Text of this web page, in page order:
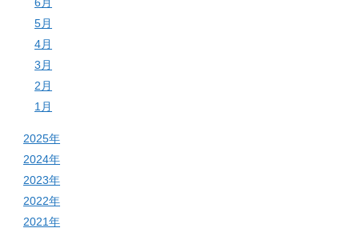
5月
4月
3月
2月
1月
2025年
2024年
2023年
2022年
2021年